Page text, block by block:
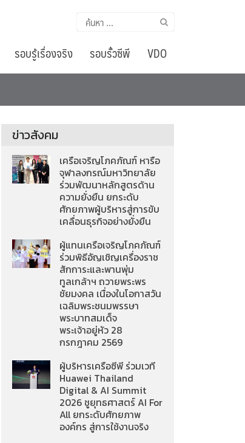
ค้นหา
รอบรู้เรื่องจริง รอบรั้วซีพี VDO
ข่าวสังคม
เครือเจริญโภคภัณฑ์ หารือ
จุฬาลงกรณ์มหาวิทยาลัย
ร่วมพัฒนาหลักสูตรด้าน
ความยั่งยืน ยกระดับ
ศักยภาพผู้บริหารสู่การขับ
เคลื่อนธุรกิจอย่างยั่งยืน
ผู้แทนเครือเจริญโภคภัณฑ์
ร่วมพิธีอัญเชิญเครื่องราช
สักการะและพานพุ่ม
ทูลเกล้าฯ ถวายพระพร
ชัยมงคล เนื่องในโอกาสวัน
เฉลิมพระชนมพรรษา
พระบาทสมเด็จ
พระเจ้าอยู่หัว 28
กรกฎาคม 2569
ผู้บริหารเครือซีพี ร่วมเวที
Huawei Thailand
Digital & AI Summit
2026 ชูยุทธศาสตร์ AI For
All ยกระดับศักยภาพ
องค์กร สู่การใช้งานจริง